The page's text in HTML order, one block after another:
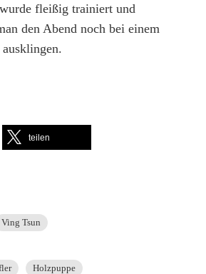
fleißig trainiert und
den Abend noch bei einem
teilen
Ving Tsun
Holzpuppe